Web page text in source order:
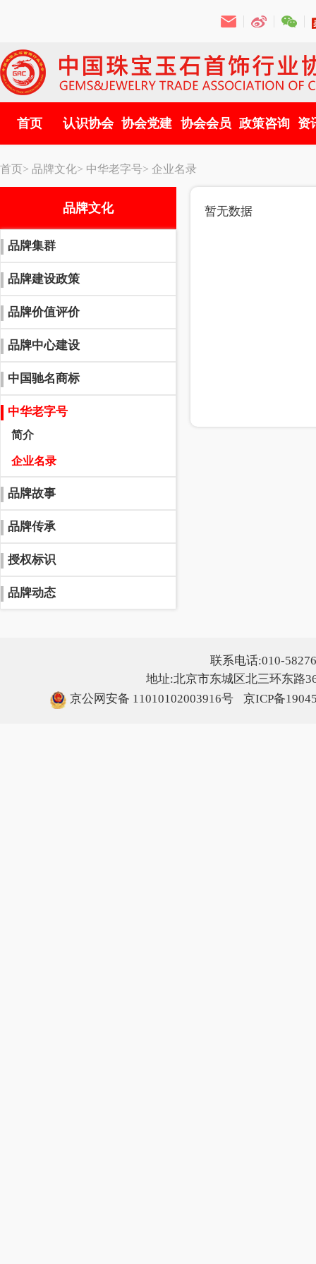
首页 认识协会 协会党建 协会会员 政策咨询 资
首页> 品牌文化> 中华老字号> 企业名录
品牌文化
品牌集群
品牌建设政策
品牌价值评价
品牌中心建设
中国驰名商标
中华老字号
简介
企业名录
品牌故事
品牌传承
授权标识
品牌动态
暂无数据
联系电话:010-
地址:北京市东城区北三环东路
京公网安备 11010102003916号
京ICP备